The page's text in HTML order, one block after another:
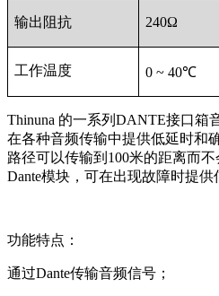
输出阻抗 240Ω
工作温度 0 ~ 40℃
Thinuna 的一系列DANTE接口箱
在各种音频传输中提供低延时和
路径可以传输到100米的距离而
Dante模块，可在出现故障时提供
功能特点：
通过Dante传输音频信号；